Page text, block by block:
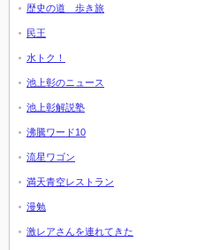
歴史の道 歩き旅
民王
水トク！
池上彰のニュース
池上彰解説塾
沸騰ワード10
流星ワゴン
満天青空レストラン
漫勉
激レアさんを連れてきた